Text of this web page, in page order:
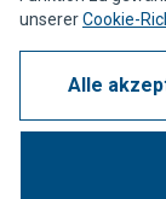
unsererCookie-
Alle